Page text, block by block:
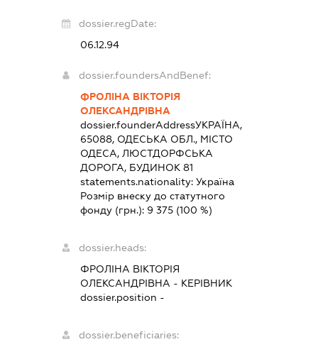
dossier.regDate:
06.12.94
dossier.foundersAndBenef:
ФРОЛІНА ВІКТОРІЯ
ОЛЕКСАНДРІВНА
dossier.founderAddressУКРАЇНА,
65088, ОДЕСЬКА ОБЛ., МІСТО
ОДЕСА, ЛЮСТДОРФСЬКА
ДОРОГА, БУДИНОК 81
statements.nationality:Україна
Розмір внеску до статутного
фонду (грн.): 9 375 (100 %)
dossier.heads:
ФРОЛІНА ВІКТОРІЯ
ОЛЕКСАНДРІВНА - КЕРІВНИК
dossier.position -
dossier.beneficiaries: